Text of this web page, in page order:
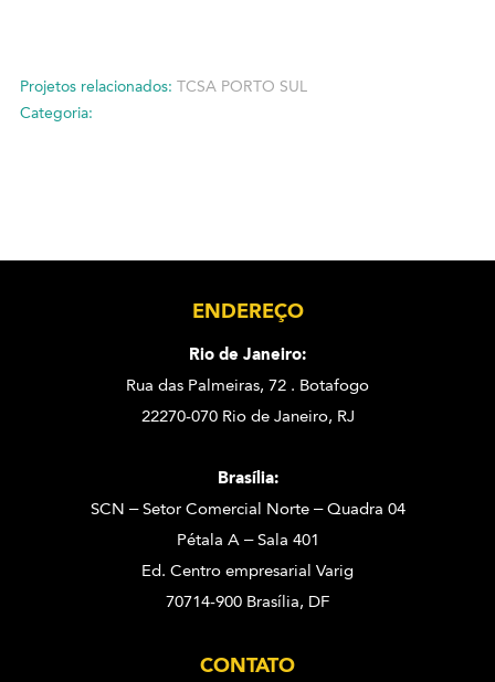
Projetos relacionados: TCSA PORTO SUL
Categoria:
ENDEREÇO
Rio de Janeiro:
Rua das Palmeiras, 72 . Botafogo
22270-070 Rio de Janeiro, RJ
Brasília:
SCN – Setor Comercial Norte – Quadra 04
Pétala A – Sala 401
Ed. Centro empresarial Varig
70714-900 Brasília, DF
CONTATO